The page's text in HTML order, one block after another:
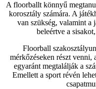
A floorballt könnyű
korosztály számára. A
van szükség, valamint a
beleértve a
Floorball
mérkőzéseken részt venni,
egyaránt megtalálják a
Emellett a sport révén